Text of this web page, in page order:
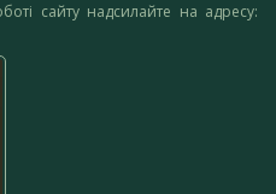
сайту надсилайте на адресу: